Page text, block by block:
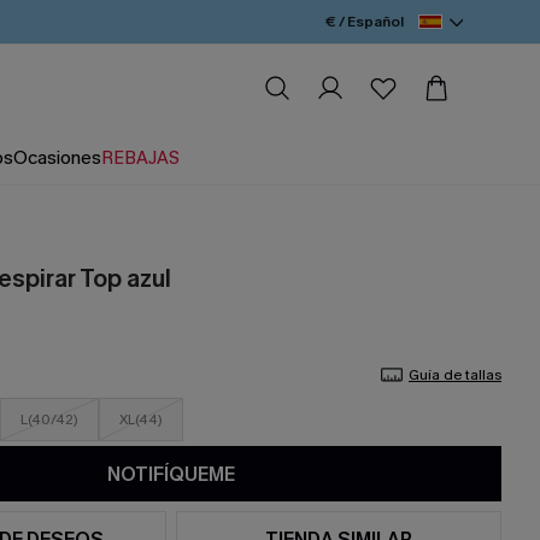
€ / Español
OcasionesREBAJAS
Top azul
Guía de tallas
L(40/42) XL(44)
NOTIFÍQUEME